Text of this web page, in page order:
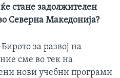
стане задолжителен
Северна Македонија?
за развој на
сме во тек на
нови учебни програми